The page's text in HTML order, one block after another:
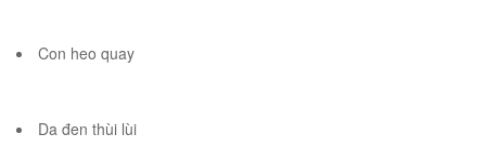
Con heo quay
Da đen thùi lùi